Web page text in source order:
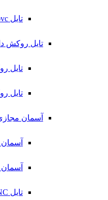
تایل pvc مات
تایل روکش
تایل
تایل
آسمان
تایل CNC مولتی استایل